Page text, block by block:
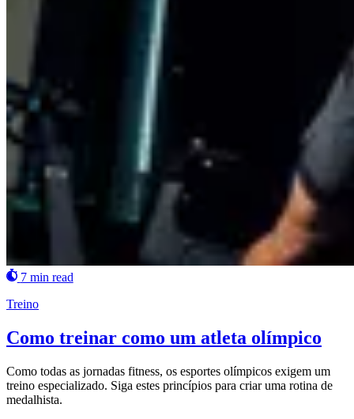
7 min read
Treino
Como treinar como um atleta olímpico
Como todas as jornadas fitness, os esportes olímpicos exigem um
treino especializado. Siga estes princípios para criar uma rotina de
medalhista.